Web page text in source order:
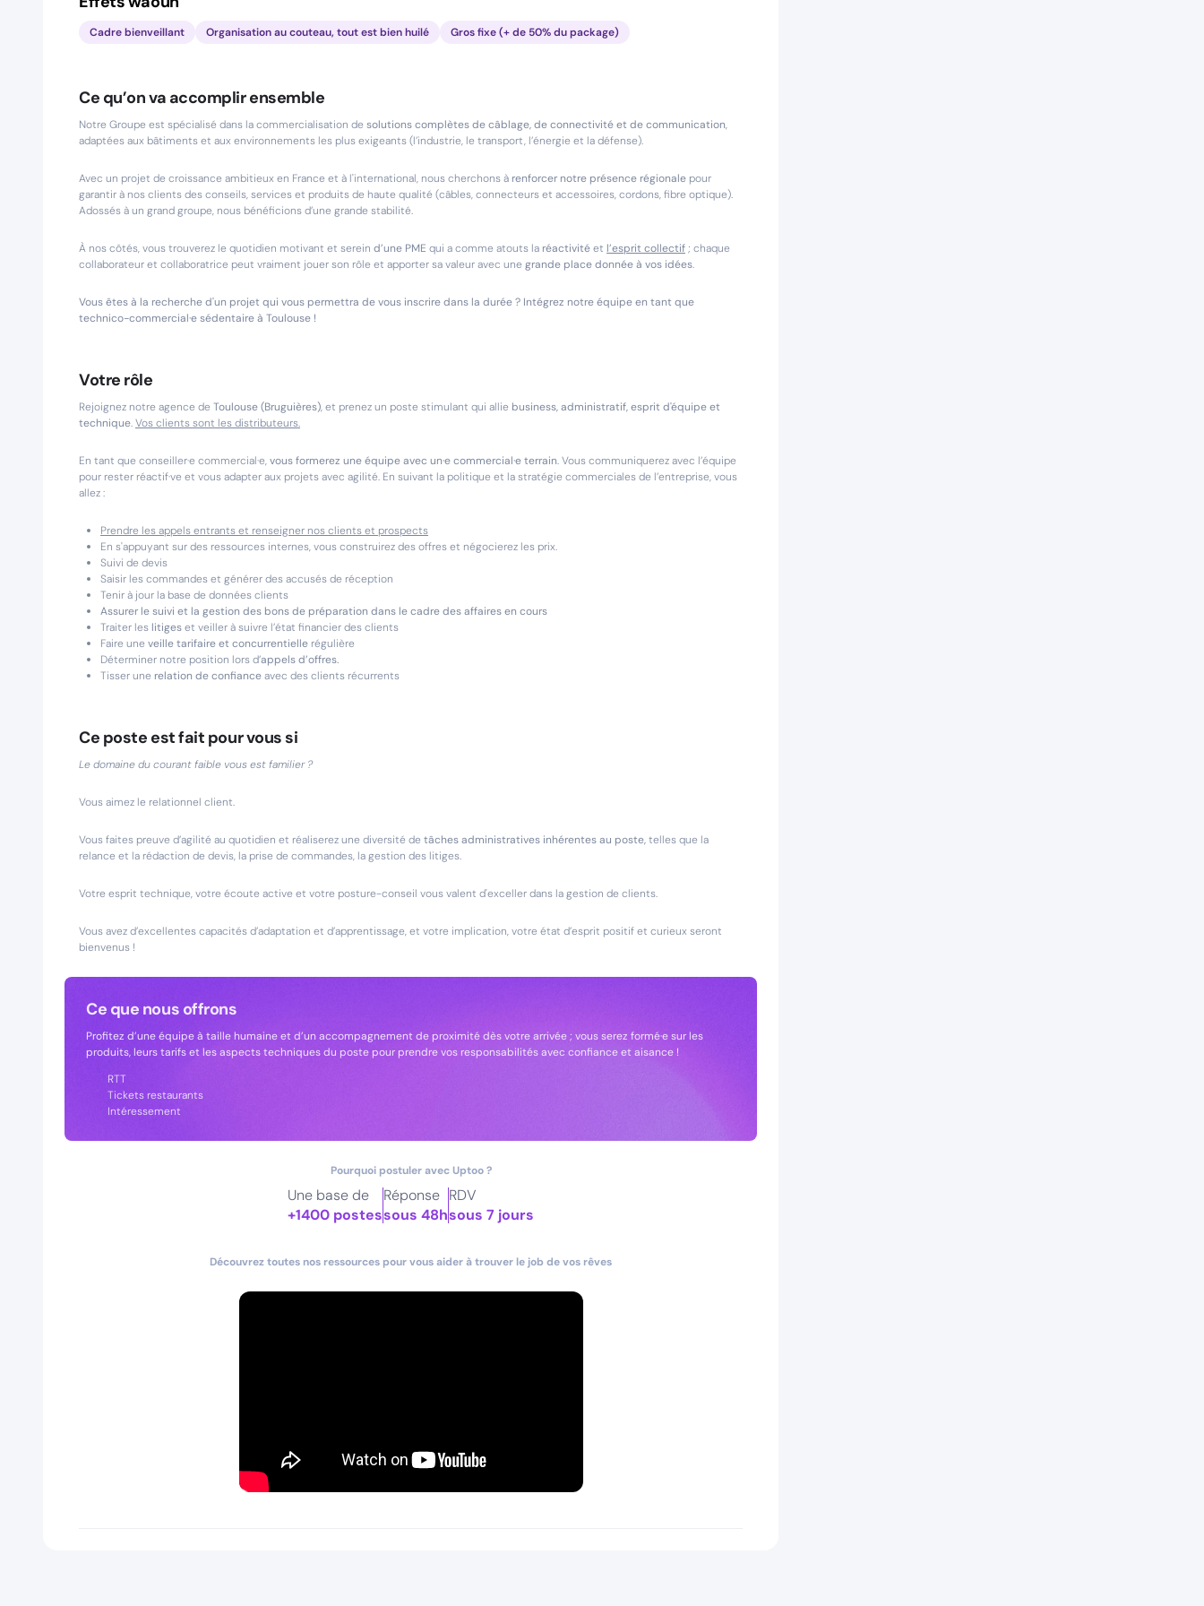
Cadre bienveillant Organisation au couteau, tout est bien huilé Gros fixe (+ de 50% du package)
Ce qu’on va accomplir ensemble
Notre Groupe est spécialisé dans la commercialisation de solutions complètes de câblage, de connectivité et de communication,
adaptées aux bâtiments et aux environnements les plus exigeants (l’industrie, le transport, l’énergie et la défense).
Avec un projet de croissance ambitieux en France et à l'international, nous cherchons à renforcer notre présence régionale pour
garantir à nos clients des conseils, services et produits de haute qualité (câbles, connecteurs et accessoires, cordons, fibre optique).
Adossés à un grand groupe, nous bénéficions d’une grande stabilité.
À nos côtés, vous trouverez le quotidien motivant et serein d’une PME qui a comme atouts la réactivitéet l’esprit collectif ; chaque
collaborateur et collaboratrice peut vraiment jouer son rôle et apporter sa valeur avec une grande place donnée à vos idées.
Vous êtes à la recherche d'un projet qui vous permettra de vous inscrire dans la durée ? Intégrez notre équipe en tant que
technico-commercial·e sédentaire à Toulouse !
Votre rôle
Rejoignez notre agence de Toulouse (Bruguières), et prenez un poste stimulant qui allie business, administratif, esprit d'équipe et
technique.Vos clients sont les distributeurs.
En tant que conseiller·e commercial·e,vous formerez une équipe avec un·e commercial·e terrain. Vous communiquerez avec l’équipe
pour rester réactif·ve et vous adapter aux projets avec agilité. En suivant la politique et la stratégie commerciales de l’entreprise, vous
allez :
Prendre les appels entrants et renseigner nos clients et prospects
En s'appuyant sur des ressources internes, vous construirez des offres et négocierez les prix.
Suivi de devis
Saisir les commandes et générer des accusés de réception
Tenir à jour la base de données clients
Assurer le suivi et la gestion des bons de préparation dans le cadre des affaires en cours
Traiter les litigeset veiller à suivre l’état financier des clients
Faire une veille tarifaire et concurrentielle régulière
Déterminer notre position lors d’appels d’offres.
Tisser une relation de confianceavec des clients récurrents
Ce poste est fait pour vous si
Le domaine du courant faible vous est familier ?
Vous aimez le relationnel client.
Vous faites preuve d’agilité au quotidien et réaliserez une diversité de tâches administratives inhérentes au poste,telles que la
relance et la rédaction de devis, la prise de commandes, la gestion des litiges.
Votre esprit technique, votre écoute active et votre posture-conseil vous valent d'exceller dans la gestion de clients.
Vous avez d’excellentes capacités d’adaptation et d’apprentissage, et votre implication, votre état d’esprit positif et curieux seront
bienvenus !
Ce que nous offrons
Profitez d’une équipe à taille humaine et d’un accompagnement de proximité dès votre arrivée ; vous serez formé·e sur les
produits, leurs tarifs et les aspects techniques du poste pour prendre vos responsabilités avec confiance et aisance !
RTT
Tickets restaurants
Intéressement
Pourquoi postuler avec Uptoo ?
Une base de
+1400 postes
Réponse
sous 48h
RDV
sous 7 jours
Découvrez toutes nos ressources pour vous aider à trouver le job de vos rêves